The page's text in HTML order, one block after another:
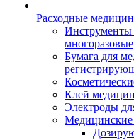
Расходные
Инструменты
многоразовые
Бумага для
Клей
Электроды
Медицинские